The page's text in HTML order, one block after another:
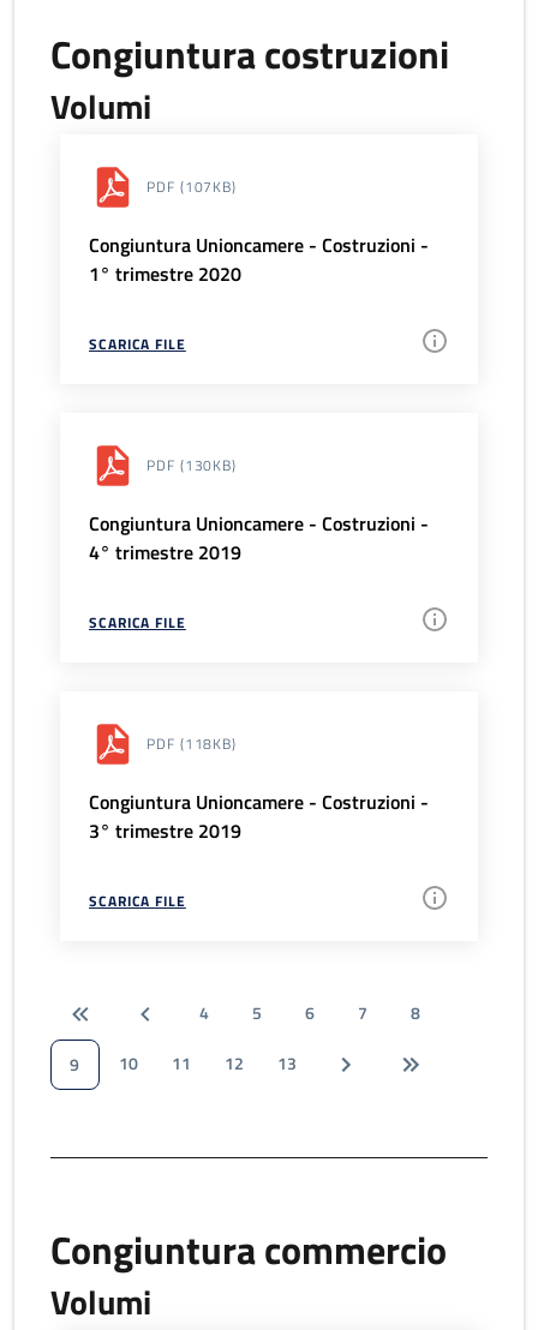
Congiuntura costruzioni
Volumi
PDF (107KB)
Congiuntura Unioncamere - Costruzioni -
1° trimestre 2020
SCARICA FILE
PDF (130KB)
Congiuntura Unioncamere - Costruzioni -
4° trimestre 2019
SCARICA FILE
PDF (118KB)
Congiuntura Unioncamere - Costruzioni -
3° trimestre 2019
SCARICA FILE
4 5 6 7
8
9
10 11 12 13
Congiuntura commercio
Volumi